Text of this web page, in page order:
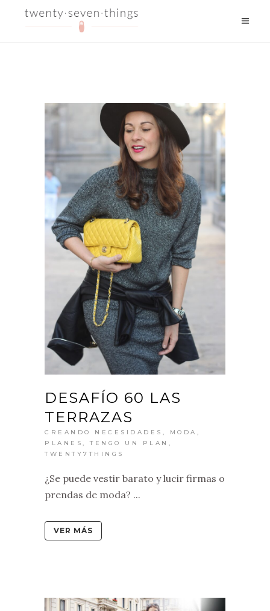
DESAFÍO 60 LAS
TERRAZAS
CREANDO NECESIDADES , MODA ,
PLANES ,TENGO UN PLAN ,
TWENTY7THINGS
¿Se puede vestir barato y lucir firmas o
prendas de moda? ...
VER MÁS